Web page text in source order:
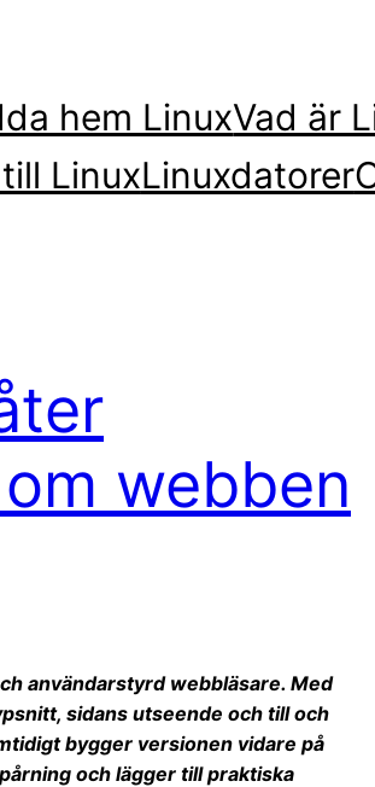
hem LinuxVad är
LinuxLinuxdatorer
webben
användarstyrd webbläsare. Med
sidans utseende och till och
bygger versionen vidare på
och lägger till praktiska